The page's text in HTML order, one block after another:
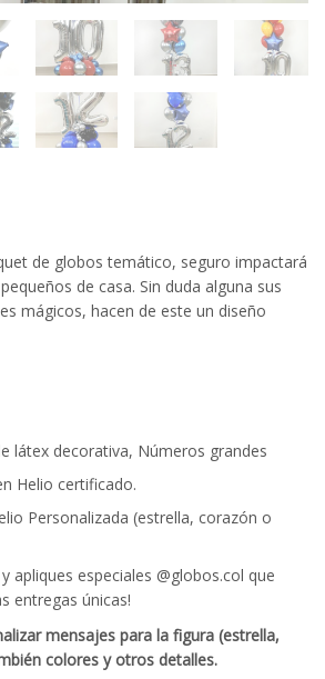
de globos temático, seguro impactará
de casa. Sin duda alguna sus
mágicos, hacen de este un diseño
látex decorativa, Números grandes
Helio certificado.
Personalizada (estrella, corazón o
apliques especiales @globos.col que
entregas únicas!
mensajes para la figura (estrella,
colores y otros detalles.